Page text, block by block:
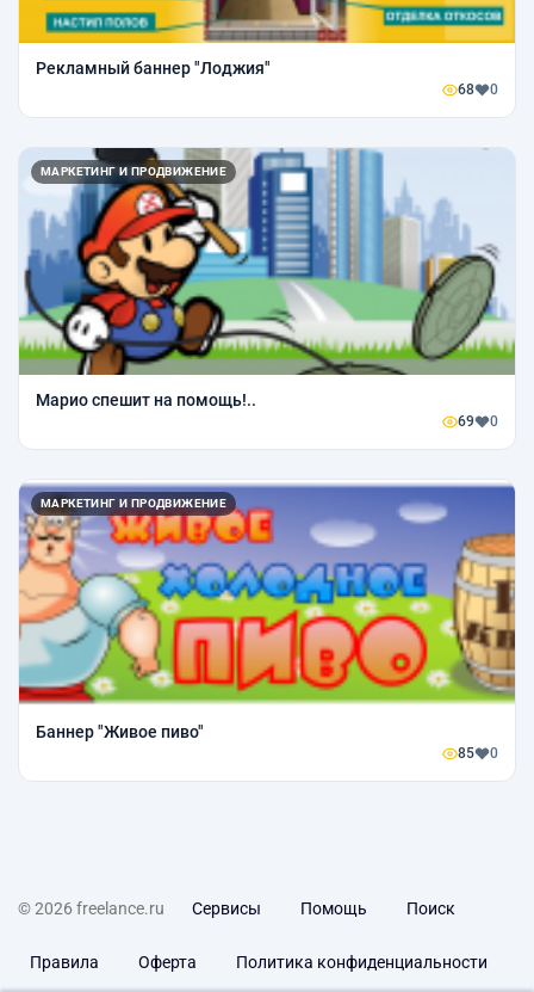
Рекламный баннер "Лоджия"
68 0
МАРКЕТИНГ И ПРОДВИЖЕНИЕ
Марио спешит на помощь!..
69 0
МАРКЕТИНГ И ПРОДВИЖЕНИЕ
Баннер "Живое пиво"
85 0
© 2026 freelance.ru Сервисы Помощь Поиск
Правила Оферта Политика конфиденциальности